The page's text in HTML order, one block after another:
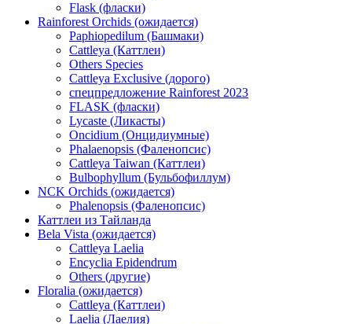
Flask (фласки)
Rainforest Orchids (ожидается)
Paphiopedilum (Башмаки)
Cattleya (Каттлеи)
Others Species
Cattleya Exclusive (дорого)
спецпредложение Rainforest 2023
FLASK (фласки)
Lycaste (Ликасты)
Oncidium (Онцидиумные)
Phalaenopsis (Фаленопсис)
Cattleya Taiwan (Каттлеи)
Bulbophyllum (Бульбофиллум)
NCK Orchids (ожидается)
Phalenopsis (Фаленопсис)
Каттлеи из Тайланда
Bela Vista (ожидается)
Cattleya Laelia
Encyclia Epidendrum
Others (другие)
Floralia (ожидается)
Cattleya (Каттлеи)
Laelia (Лаелия)